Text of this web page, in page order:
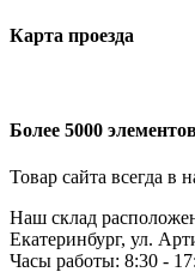
Карта проезда
Более 5000
Товар сайта всегда в
Наш склад
Екатеринбург, ул.
Часы работы: 8:30 -